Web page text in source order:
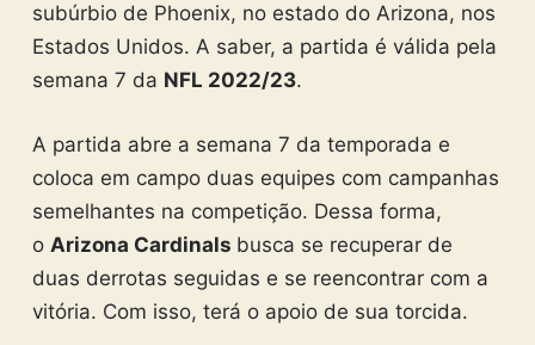
subúrbio de Phoenix, no estado do Arizona, nos
Estados Unidos. A saber, a partida é válida pela
semana 7 da NFL 2022/23.
A partida abre a semana 7 da temporada e
coloca em campo duas equipes com campanhas
semelhantes na competição. Dessa forma,
o Arizona Cardinals busca se recuperar de
duas derrotas seguidas e se reencontrar com a
vitória. Com isso, terá o apoio de sua torcida.